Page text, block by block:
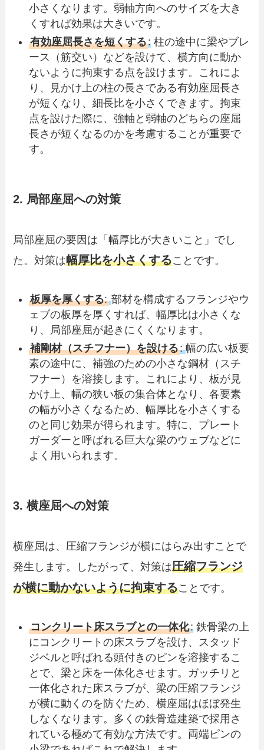
小さくなります。弱軸方向へのサイズを大き
くすれば効果は大きいです。
有効座屈長さを短くする: 柱の途中に梁やブレ
ース（筋交い）などを設けて、横方向に動か
ないように拘束する点を設けます。これによ
り、見かけ上の柱の長さである有効座屈長さ
が短くなり、細長比を小さくできます。拘束
点を設けた際に、強軸と弱軸のどちらの座屈
長さが短くなるのかを考慮することが重要で
す。
2. 局部座屈への対策
局部座屈の要因は「幅厚比が大きいこと」でし
た。対策は幅厚比を小さくすることです。
板厚を厚くする: 部材を構成するフランジやウ
ェブの板厚を厚くすれば、幅厚比は小さくな
り、局部座屈が起きにくくなります。
補剛材（スチフナー）を設ける:幅の広い板要
素の途中に、補強のための小さな鋼材（スチ
フナー）を溶接します。これにより、板が見
かけ上、幅の狭い板の集合体となり、各要素
の幅が小さくなるため、幅厚比を小さくする
のと同じ効果が得られます。特に、プレート
ガーダーと呼ばれる巨大な梁のウェブなどに
よく用いられます。
3. 横座屈への対策
横座屈は、圧縮フランジが横にはらみ出すことで
発生します。したがって、対策は圧縮フランジ
が横に動かないように拘束することです。
コンクリート床スラブとの一体化: 鉄骨梁の上
にコンクリートの床スラブを設け、スタッド
ジベルと呼ばれる頭付きのピンを溶接するこ
とで、梁と床を一体化させます。ガッチリと
一体化された床スラブが、梁の圧縮フランジ
が横に動くのを防ぐため、横座屈はほぼ発生
しなくなります。多くの鉄骨造建築で採用さ
れている極めて有効な方法です。両端ピンの